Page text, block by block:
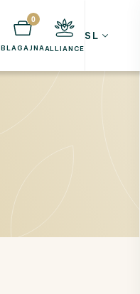
0
BLAGAJNAALLIANCE
SL